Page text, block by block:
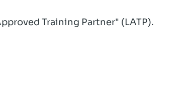
Training Partner" (LATP).